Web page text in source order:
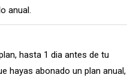
anual.
hasta 1 dia antes de tu
hayas abonado un plan anual,